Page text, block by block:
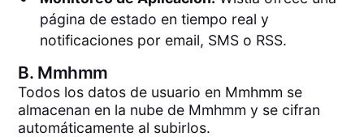
página de estado en tiempo real y
notificaciones por email, SMS o RSS.
B. Mmhmm
Todos los datos de usuario en Mmhmm se
almacenan en la nube de Mmhmm y se cifran
automáticamente al subirlos.